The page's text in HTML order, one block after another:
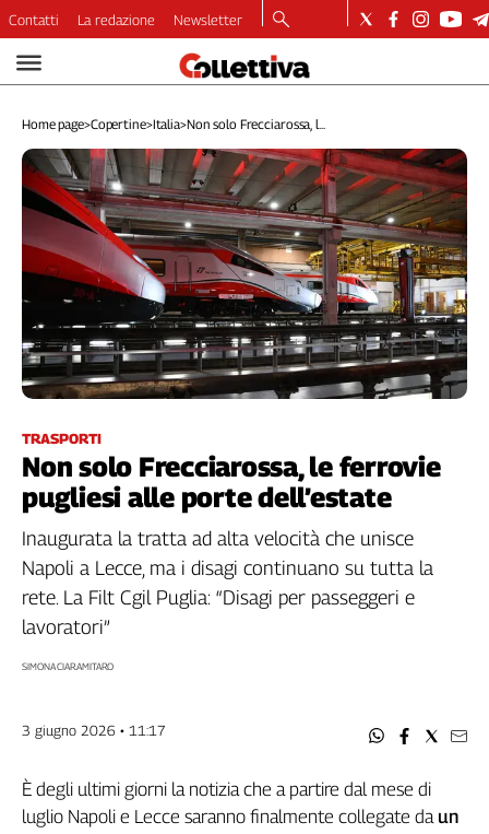
Video
Dirette
Longform
Copertine
Economia
Lavoro
Ambiente
Diritti
Welfare
Italia
Internazionale
Categorie
Filcams
Filctem
Fillea
Fiom
Flai
Fp
Slc
Spi
Contatti La redazione Newsletter
Home page>Copertine>Italia>Non solo Frecciarossa, l...
TRASPORTI
Non solo Frecciarossa, le ferrovie
pugliesi alle porte dell’estate
Inaugurata la tratta ad alta velocità che unisce
Napoli a Lecce, ma i disagi continuano su tutta la
rete. La Filt Cgil Puglia: “Disagi per passeggeri e
lavoratori”
SIMONA CIARAMITARO
3 giugno 2026 • 11:17
È degli ultimi giorni la notizia che a partire dal mese di
luglio Napoli e Lecce saranno finalmente collegate daun